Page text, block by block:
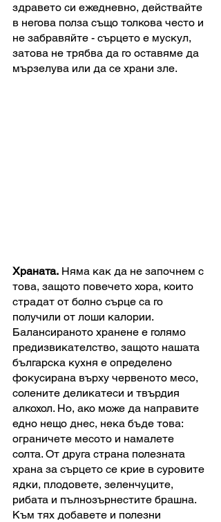
здравето си ежедневно, действайте
в негова полза също толкова често и
не забравяйте - сърцето е мускул,
затова не трябва да го оставяме да
мързелува или да се храни зле.
Храната. Няма как да не започнем с
това, защото повечето хора, които
страдат от болно сърце са го
получили от лоши калории.
Балансираното хранене е голямо
предизвикателство, защото нашата
българска кухня е определено
фокусирана върху червеното месо,
солените деликатеси и твърдия
алкохол. Но, ако може да направите
едно нещо днес, нека бъде това:
ограничете месото и намалете
солта. От друга страна полезната
храна за сърцето се крие в суровите
ядки, плодовете, зеленчуците,
рибата и пълнозърнестите брашна.
Към тях добавете и полезни